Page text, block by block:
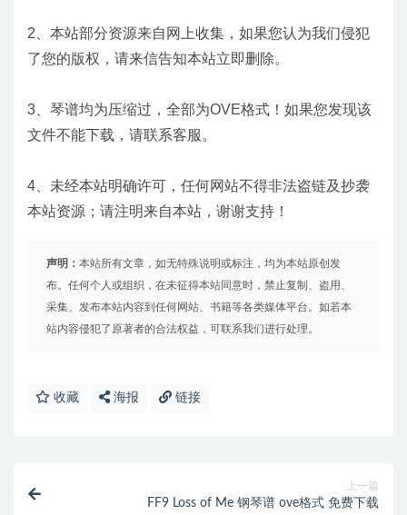
2、本站部分资源来自网上收集，如果您认为我们侵犯
了您的版权，请来信告知本站立即删除。
3、琴谱均为压缩过，全部为OVE格式！如果您发现该
文件不能下载，请联系客服。
4、未经本站明确许可，任何网站不得非法盗链及抄袭
本站资源；请注明来自本站，谢谢支持！
声明： 本站所有文章，如无特殊说明或标注，均为本站原创发
布。任何个人或组织，在未征得本站同意时，禁止复制、盗用、
采集、发布本站内容到任何网站、书籍等各类媒体平台。如若本
站内容侵犯了原著者的合法权益，可联系我们进行处理。
收藏 海报 链接
上一篇
FF9 Loss of Me 钢琴谱 ove格式 免费下载